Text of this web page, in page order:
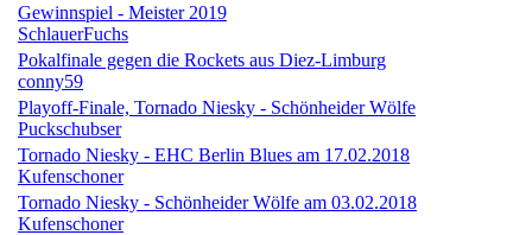
Gewinnspiel - Meister 2019
SchlauerFuchs
Pokalfinale gegen die Rockets aus Diez-Limburg
conny59
Playoff-Finale, Tornado Niesky - Schönheider Wölfe
Puckschubser
Tornado Niesky - EHC Berlin Blues am 17.02.2018
Kufenschoner
Tornado Niesky - Schönheider Wölfe am 03.02.2018
Kufenschoner